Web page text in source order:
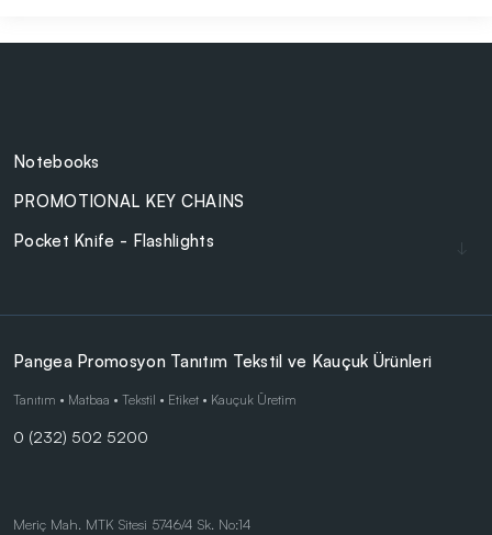
Notebooks
PROMOTIONAL KEY CHAINS
Pocket Knife - Flashlights
Cam Ürünler
BAG - WALLET
Çocuk Ürünleri
Eco-Friendly Pens
Kalem Setleri
Pangea Promosyon Tanıtım Tekstil ve Kauçuk Ürünleri
Tanıtım • Matbaa • Tekstil • Etiket • Kauçuk Üretim
0 (232) 502 5200
Meriç Mah. MTK Sitesi 5746/4 Sk. No:14